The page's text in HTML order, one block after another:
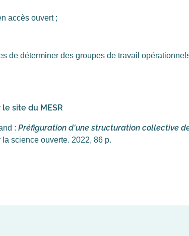
accès ouvert ;
de déterminer des groupes de travail
le site du MESR
: Préfiguration d'une structuration collective
science ouverte. 2022, 86 p.